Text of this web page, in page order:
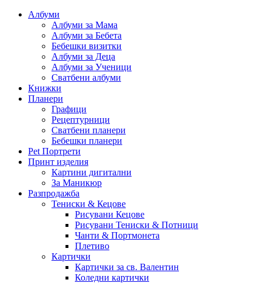
Албуми
Албуми за Мама
Албуми за Бебета
Бебешки визитки
Албуми за Деца
Албуми за Ученици
Сватбени албуми
Книжки
Планери
Графици
Рецептурници
Сватбени планери
Бебешки планери
Pet Портрети
Принт изделия
Картини дигитални
За Маникюр
Разпродажба
Тениски & Кецове
Рисувани Кецове
Рисувани Тениски & Потници
Чанти & Портмонета
Плетиво
Картички
Картички за св. Валентин
Коледни картички